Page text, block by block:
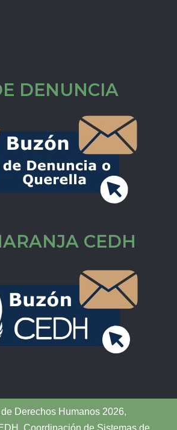
DENUNCIA
CEDH
Derechos Humanos 2026,
Coordinación de Sistemas de